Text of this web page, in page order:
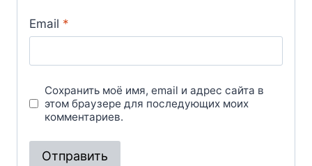
Email *
Сохранить моё имя, email и адрес сайта в
этом браузере для последующих моих
комментариев.